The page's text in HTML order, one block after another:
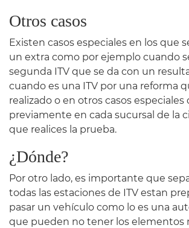
Otros casos
Existen casos especiales en los que
un extra como por ejemplo cuando
segunda ITV que se da con un
cuando es una ITV por una reforma
realizado o en otros casos especiales
previamente en cada sucursal de la
que realices la prueba.
¿Dónde?
Por otro lado, es importante que
todas las estaciones de ITV estan
pasar un vehículo como lo es una
que pueden no tener los elementos